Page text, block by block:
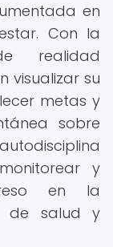
en
Con la
realidad
visualizar su
metas y
sobre
y
en la
de salud y